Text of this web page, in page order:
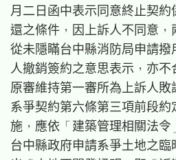
月二日函中表示同意終止契
還之條件，因上訴人不同意
從未隱瞞台中縣消防局申請
人撤銷簽約之意思表示，亦不
原審維持第一審所為上訴人
系爭契約第六條第三項前段
施，應依「建築管理相關法
台中縣政府申請系爭土地之